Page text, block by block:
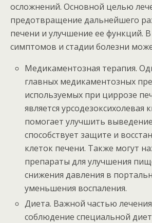
осложнений. Основной целью
предотвращение дальнейшего
печени и улучшение ее функций.
симптомов и стадии болезни
Медикаментозная терапия.
главных медикаментозных
используемых при циррозе
является урсодезоксихолевая
помогает улучшить
способствует защите и
клеток печени. Также могут
препараты для улучшения
снижения давления в
уменьшения воспаления.
Диета. Важной частью лечения
соблюдение специальной